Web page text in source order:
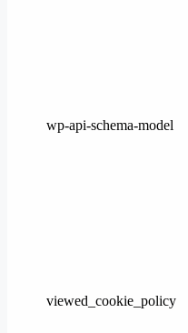
wp-api-schema-model
viewed_cookie_policy